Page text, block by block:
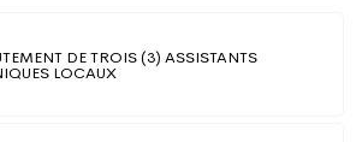
DE TROIS (3) ASSISTANTS
LOCAUX